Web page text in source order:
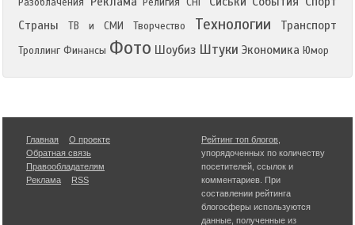
Страны
ТВ и СМИ Творчество Технологии Транспорт
Троллинг Финансы Фото Шоубиз Штуки Экономика Юмор
Главная
О проекте
Обратная связь
Правообладателям
Реклама
RSS
Рейтинг топ блогов
упорядоченных по количеству
посетителей, ссылок и
комментариев. При
составлении рейтинга
блогосферы используются
данные, полученные из